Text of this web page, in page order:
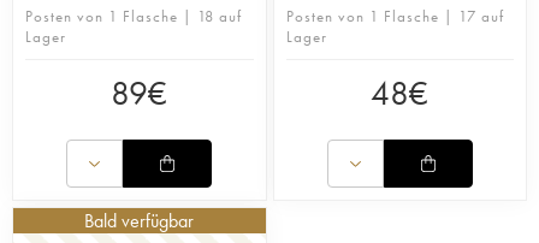
Posten von 1 Flasche | 18 auf
Lager
89€
Posten von 1 Flasche | 17 auf
Lager
48€
Bald verfügbar